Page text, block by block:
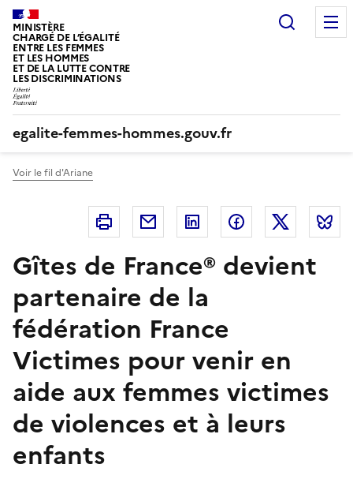
Panneau de gestion des cookies
MINISTÈRE
CHARGÉ DE L’ÉGALITÉ
ENTRE LES FEMMES
ET LES HOMMES
ET DE LA LUTTE CONTRE
LES DISCRIMINATIONS
egalite-femmes-hommes.gouv.fr
Voir le fil d'Ariane
Imprimer Courriel Linkedin FacebookTwitter
Gîtes de France® devient
partenaire de la
fédération France
Victimes pour venir en
aide aux femmes victimes
de violences et à leurs
enfants